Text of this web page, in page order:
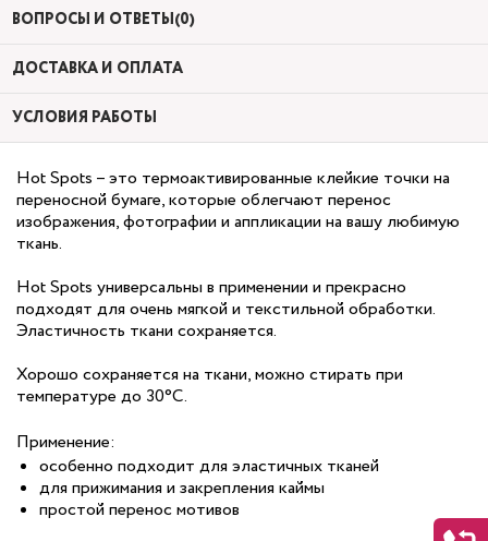
ВОПРОСЫ И ОТВЕТЫ(0)
ДОСТАВКА И ОПЛАТА
УСЛОВИЯ РАБОТЫ
Hot Spots – это термоактивированные клейкие точки на
переносной бумаге, которые облегчают перенос
изображения, фотографии и аппликации на вашу любимую
ткань.
Hot Spots универсальны в применении и прекрасно
подходят для очень мягкой и текстильной обработки.
Эластичность ткани сохраняется.
Хорошо сохраняется на ткани, можно стирать при
температуре до 30°C.
Применение:
особенно подходит для эластичных тканей
для прижимания и закрепления каймы
простой перенос мотивов